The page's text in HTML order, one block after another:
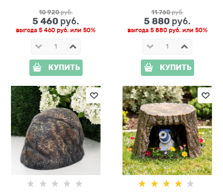
10 920 руб.
5 460 руб.
выгода 5 460 руб. или 50%
КУПИТЬ
11 760 руб.
5 880 руб.
выгода 5 880 руб.или 50%
КУПИТЬ